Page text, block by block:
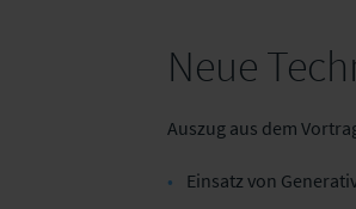
Neue
Auszug aus dem
Einsatz von